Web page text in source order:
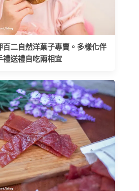
百二自然洋菓子專賣。多樣化伴
禮送禮自吃兩相宜